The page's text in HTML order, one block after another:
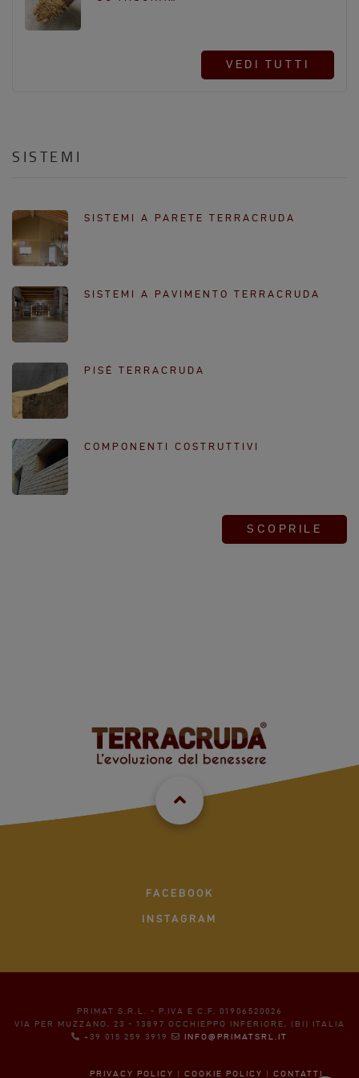
VEDI TUTTI
SISTEMI
SISTEMI A PARETE TERRACRUDA
SISTEMI A PAVIMENTO TERRACRUDA
PISÉ TERRACRUDA
COMPONENTI COSTRUTTIVI
SCOPRILE
FACEBOOK
INSTAGRAM
PRIMAT S.R.L. - P.IVA E C.F. 01906520026
VIA PER MUZZANO, 23 - 13897 OCCHIEPPO INFERIORE, (BI) ITALIA
+39 015 259 3919
INFO@PRIMATSRL.IT
PRIVACY POLICY | COOKIE POLICY | CONTATTI